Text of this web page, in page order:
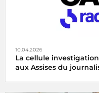
10.04.2026
La cellule
aux Assises du